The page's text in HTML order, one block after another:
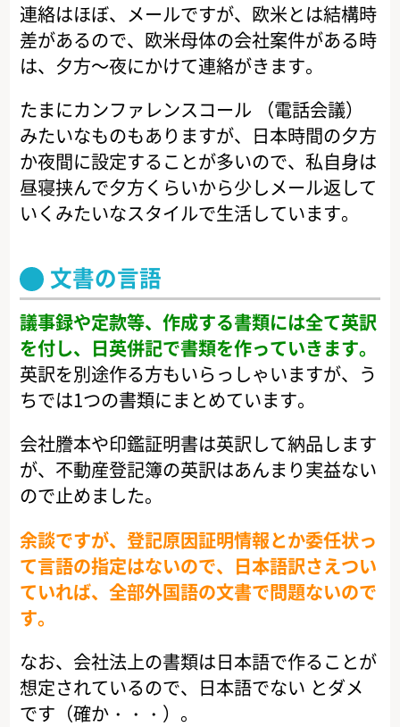
連絡はほぼ、メールですが、欧米とは結構時
差があるので、欧米母体の会社案件がある時
は、夕方～夜にかけて連絡がきます。
たまにカンファレンスコール （電話会議）
みたいなものもありますが、日本時間の夕方
か夜間に設定することが多いので、私自身は
昼寝挟んで夕方くらいから少しメール返して
いくみたいなスタイルで生活しています。
文書の言語
議事録や定款等、作成する書類には全て英訳
を付し、日英併記で書類を作っていきます。
英訳を別途作る方もいらっしゃいますが、う
ちでは1つの書類にまとめています。
会社謄本や印鑑証明書は英訳して納品します
が、不動産登記簿の英訳はあんまり実益ない
ので止めました。
余談ですが、登記原因証明情報とか委任状っ
て言語の指定はないので、日本語訳さえつい
ていれば、全部外国語の文書で問題ないので
す。
なお、会社法上の書類は日本語で作ることが
想定されているので、日本語でない とダメ
です（確か・・・）。